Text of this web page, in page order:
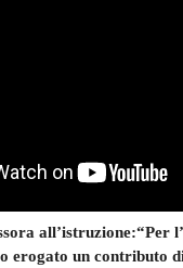
all’istruzione:“Per
erogato un contributo